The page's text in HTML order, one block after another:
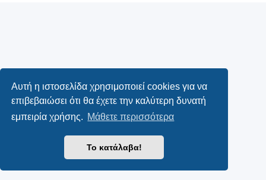
Αυτή η ιστοσελίδα χρησιμοποιεί cookies για να
επιβεβαιώσει ότι θα έχετε την καλύτερη δυνατή
εμπειρία χρήσης. Μάθετε περισσότερα
Το κατάλαβα!